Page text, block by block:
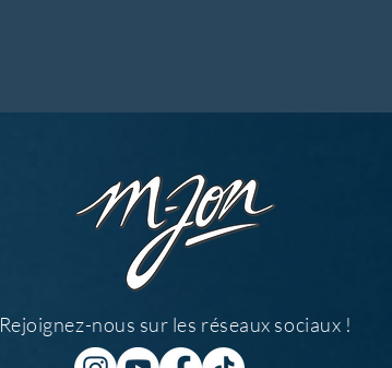
Rejoignez-nous sur les réseaux sociaux !